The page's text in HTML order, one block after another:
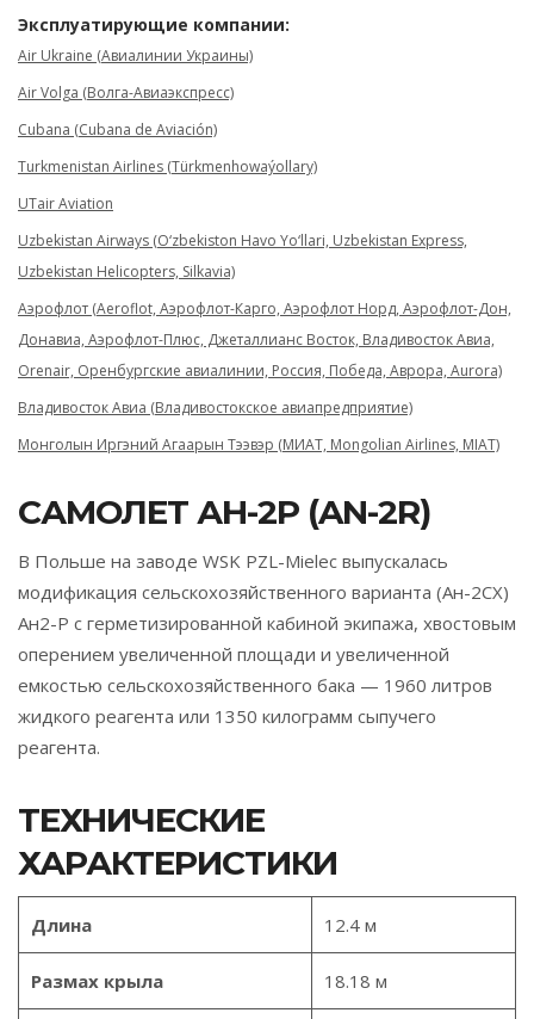
Эксплуатирующие компании:
Air Ukraine (Авиалинии Украины)
Air Volga (Волга-Авиаэкспресс)
Cubana (Cubana de Aviación)
Turkmenistan Airlines (Türkmenhowaýollary)
UTair Aviation
Uzbekistan Airways (O‘zbekiston Havo Yo‘llari, Uzbekistan Express,
Uzbekistan Helicopters, Silkavia)
Аэрофлот (Aeroflot, Аэрофлот-Карго, Аэрофлот Норд, Аэрофлот-Дон,
Донавиа, Аэрофлот-Плюс, Джеталлианс Восток, Владивосток Авиа,
Orenair, Оренбургские авиалинии, Россия, Победа, Аврора, Aurora)
Владивосток Авиа (Владивостокское авиапредприятие)
Монголын Иргэний Агаарын Тээвэр (МИАТ, Mongolian Airlines, MIAT)
САМОЛЕТ АН-2Р (AN-2R)
В Польше на заводе WSK PZL-Mielec выпускалась
модификация сельскохозяйственного варианта (Ан-2СХ)
Ан2-Р с герметизированной кабиной экипажа, хвостовым
оперением увеличенной площади и увеличенной
емкостью сельскохозяйственного бака — 1960 литров
жидкого реагента или 1350 килограмм сыпучего
реагента.
ТЕХНИЧЕСКИЕ
ХАРАКТЕРИСТИКИ
Длина 12.4 м
Размах крыла 18.18 м